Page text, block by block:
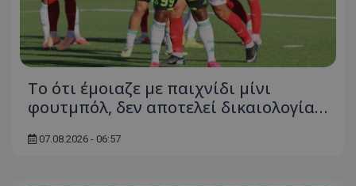
Το ότι έμοιαζε με παιχνίδι μίνι
φουτμπόλ, δεν αποτελεί δικαιολογία…
07.08.2026 - 06:57